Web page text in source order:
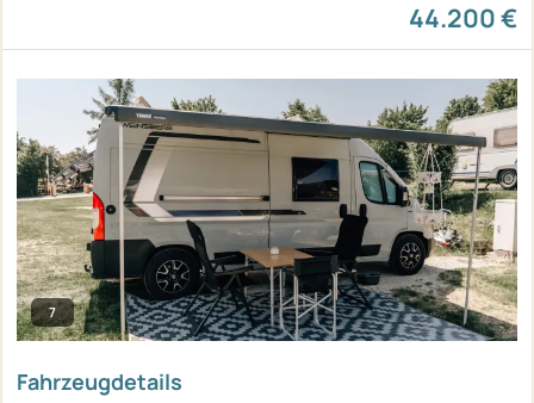
44.200 €
7
Fahrzeugdetails